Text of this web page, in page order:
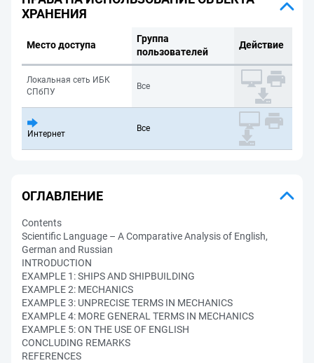
ХРАНЕНИЯ
Место доступа
Группа
пользователей
Действие
Локальная сеть ИБК
СПбПУ
Все
Интернет
Все
ОГЛАВЛЕНИЕ
Contents
Scientific Language – A Comparative Analysis of English,
German and Russian
INTRODUCTION
EXAMPLE 1: SHIPS AND SHIPBUILDING
EXAMPLE 2: MECHANICS
EXAMPLE 3: UNPRECISE TERMS IN MECHANICS
EXAMPLE 4: MORE GENERAL TERMS IN MECHANICS
EXAMPLE 5: ON THE USE OF ENGLISH
CONCLUDING REMARKS
REFERENCES